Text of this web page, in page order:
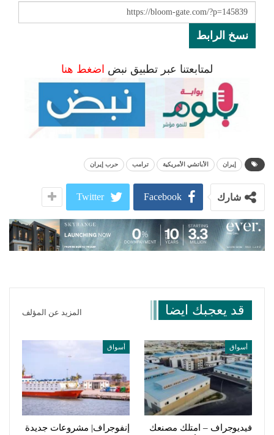
نسخ الرابط
لمتابعتنا عبر تطبيق نبض اضغط هنا
إيران الأباتشي الأمريكية ترامب حرب إيران
شارك Facebook
Twitter
قد يعجبك ايضا المزيد عن المؤلف
أسواق
فيديوجراف – امتلك مصنعك
أسواق
إنفوجراف| مشروعات جديدة